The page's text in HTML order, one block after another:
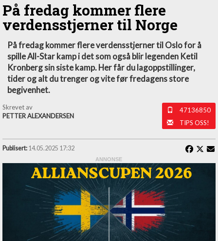
På fredag kommer flere
verdensstjerner til Norge
På fredag kommer flere verdensstjerner til Oslo for å
spille All-Star kamp i det som også blir legenden Ketil
Kronberg sin siste kamp. Her får du lagoppstillinger,
tider og alt du trenger og vite før fredagens store
begivenhet.
Skrevet av
PETTER ALEXANDERSEN
47136850
TIPS OSS!
Publisert: 14.05.2025 17:32